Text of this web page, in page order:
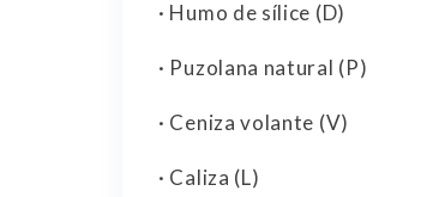
· Humo de sílice (D)
· Puzolana natural (P)
· Ceniza volante (V)
· Caliza (L)